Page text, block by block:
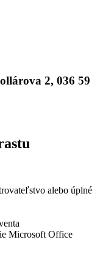
2, 036 59
alebo úplné
Microsoft Office